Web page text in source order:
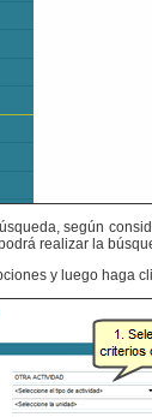
según
realizar la
y luego haga